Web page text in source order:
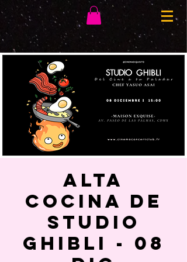
ALTA
COCINA DE
STUDIO
GHIBLI - 08